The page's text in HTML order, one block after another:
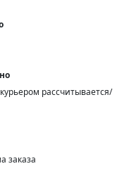
рассчитывается/
заказа